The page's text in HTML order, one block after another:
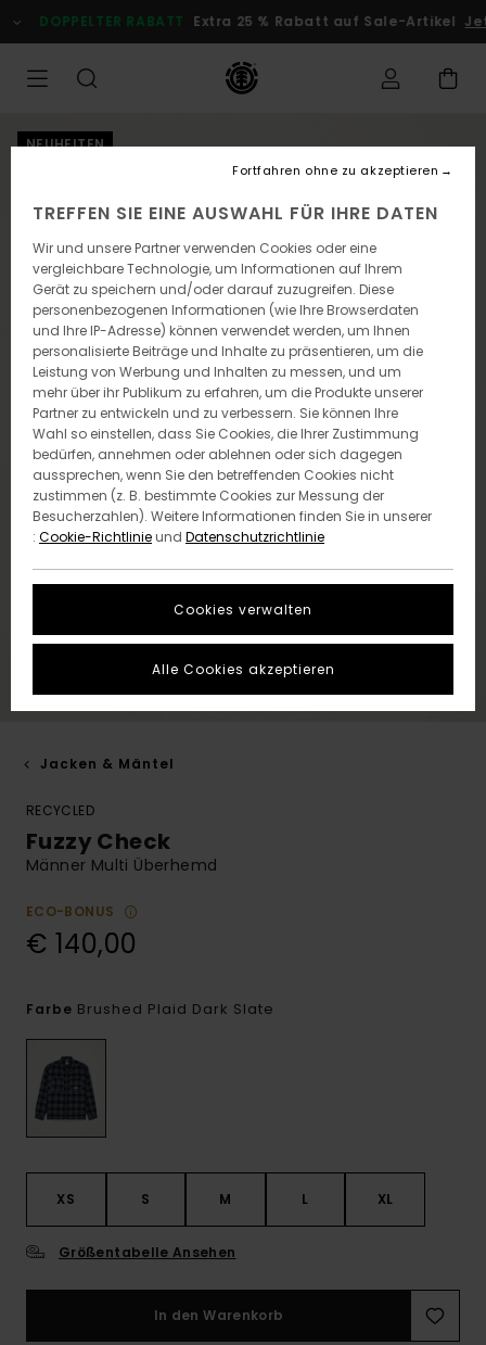
zur
Produktinformation
DOPPELTER RABATT Extra 25 % Rabatt auf Sale-Artikel
NEUHEITEN
Jacken & Mäntel
RECYCLED
Fuzzy Check
Männer Multi Überhemd
ECO-BONUS
€ 140,00
Farbe Brushed Plaid Dark Slate
XS S M L XL
Größentabelle Ansehen
In den Warenkorb
TREFFEN SIE EINE AUSWAHL FÜR IHRE DATEN
Wir und unsere Partner verwenden Cookies oder eine
vergleichbare Technologie, um Informationen auf Ihrem
Gerät zu speichern und/oder darauf zuzugreifen. Diese
personenbezogenen Informationen (wie Ihre Browserdaten
und Ihre IP-Adresse) können verwendet werden, um Ihnen
personalisierte Beiträge und Inhalte zu präsentieren, um die
Leistung von Werbung und Inhalten zu messen, und um
mehr über ihr Publikum zu erfahren, um die Produkte unserer
Partner zu entwickeln und zu verbessern. Sie können Ihre
Wahl so einstellen, dass Sie Cookies, die Ihrer Zustimmung
bedürfen, annehmen oder ablehnen oder sich dagegen
aussprechen, wenn Sie den betreffenden Cookies nicht
zustimmen (z. B. bestimmte Cookies zur Messung der
Besucherzahlen). Weitere Informationen finden Sie in unserer
: Cookie-Richtlinieund Datenschutzrichtlinie
Cookies verwalten
Fortfahren ohne zu akzeptieren
Alle Cookies akzeptieren